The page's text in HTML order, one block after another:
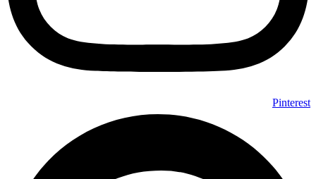
Pinterest